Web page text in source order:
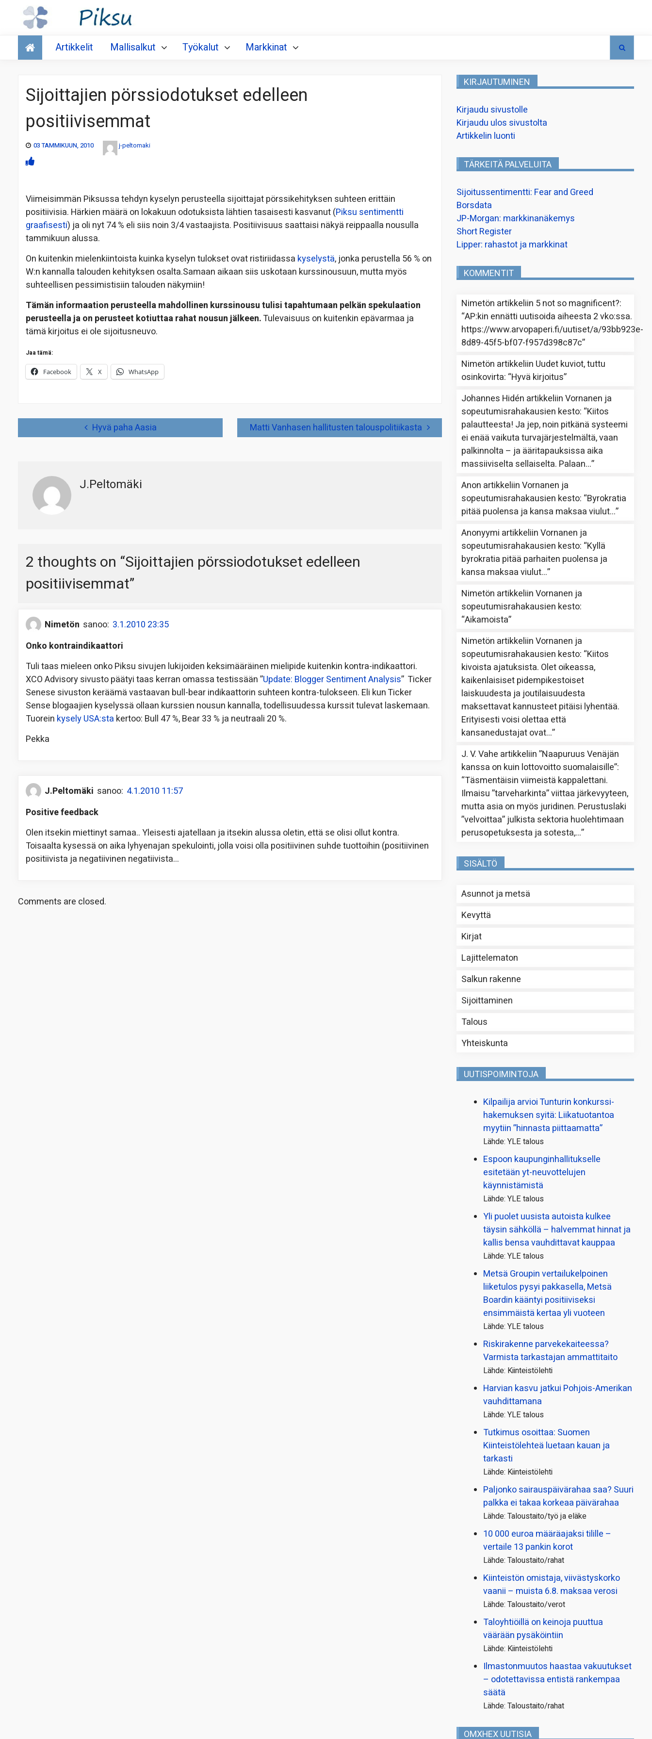
Talous
Artikkelit Mallisalkut Työkalut Markkinat
Sijoittajien pörssiodotukset edelleen
positiivisemmat
03 TAMMIKUUN, 2010 j-peltomaki
Viimeisimmän Piksussa tehdyn kyselyn perusteella sijoittajat pörssikehityksen suhteen erittäin
positiivisia. Härkien määrä on lokakuun odotuksista lähtien tasaisesti kasvanut (Piksu sentimentti
graafisesti) ja oli nyt 74 % eli siis noin 3/4 vastaajista. Positiivisuus saattaisi näkyä reippaalla nousulla
tammikuun alussa.
On kuitenkin mielenkiintoista kuinka kyselyn tulokset ovat ristiriidassa kyselystä, jonka perustella 56 % on
W:n kannalla talouden kehityksen osalta.Samaan aikaan siis uskotaan kurssinousuun, mutta myös
suhteellisen pessimistisiin talouden näkymiin!
Tämän informaation perusteella mahdollinen kurssinousu tulisi tapahtumaan pelkän spekulaation
perusteella ja on perusteet kotiuttaa rahat nousun jälkeen.Tulevaisuus on kuitenkin epävarmaa ja
tämä kirjoitus ei ole sijoitusneuvo.
Jaa tämä:
Facebook X WhatsApp
Hyvä paha Aasia Matti Vanhasen hallitusten talouspolitiikasta
J.Peltomäki
2 thoughts on “Sijoittajien pörssiodotukset edelleen
positiivisemmat”
Nimetön sanoo: 3.1.2010 23:35
Onko kontraindikaattori
Tuli taas mieleen onko Piksu sivujen lukijoiden keksimääräinen mielipide kuitenkin kontra-indikaattori.
XCO Advisory sivusto päätyi taas kerran omassa testissään ”Update: Blogger Sentiment Analysis” Ticker
Senese sivuston keräämä vastaavan bull-bear indikaattorin suhteen kontra-tulokseen. Eli kun Ticker
Sense blogaajien kyselyssä ollaan kurssien nousun kannalla, todellisuudessa kurssit tulevat laskemaan.
Tuorein kysely USA:sta kertoo: Bull 47 %, Bear 33 % ja neutraali 20 %.
Pekka
J.Peltomäki sanoo: 4.1.2010 11:57
Positive feedback
Olen itsekin miettinyt samaa.. Yleisesti ajatellaan ja itsekin alussa oletin, että se olisi ollut kontra.
Toisaalta kysessä on aika lyhyenajan spekulointi, jolla voisi olla positiivinen suhde tuottoihin (positiivinen
positiivista ja negatiivinen negatiivista…
Comments are closed.
KIRJAUTUMINEN
Kirjaudu sivustolle
Kirjaudu ulos sivustolta
Artikkelin luonti
TÄRKEITÄ PALVELUITA
Sijoitussentimentti: Fear and Greed
Borsdata
JP-Morgan: markkinanäkemys
Short Register
Lipper: rahastot ja markkinat
KOMMENTIT
Nimetön artikkeliin 5 not so magnificent?:
“AP:kin ennätti uutisoida aiheesta 2 vko:ssa.
https://www.arvopaperi.fi/uutiset/a/93bb923e-
8d89-45f5-bf07-f957d398c87c”
Nimetön artikkeliin Uudet kuviot, tuttu
osinkovirta: “Hyvä kirjoitus”
Johannes Hidén artikkeliinVornanen ja
sopeutumisrahakausien kesto: “Kiitos
palautteesta! Ja jep, noin pitkänä systeemi
ei enää vaikuta turvajärjestelmältä, vaan
palkinnolta – ja ääritapauksissa aika
massiiviselta sellaiselta. Palaan…”
Anon artikkeliinVornanen ja
sopeutumisrahakausien kesto: “Byrokratia
pitää puolensa ja kansa maksaa viulut…”
Anonyymi artikkeliinVornanen ja
sopeutumisrahakausien kesto: “Kyllä
byrokratia pitää parhaiten puolensa ja
kansa maksaa viulut…”
Nimetön artikkeliinVornanen ja
sopeutumisrahakausien kesto:
“Aikamoista”
Nimetön artikkeliinVornanen ja
sopeutumisrahakausien kesto: “Kiitos
kivoista ajatuksista. Olet oikeassa,
kaikenlaisiset pidempikestoiset
laiskuudesta ja joutilaisuudesta
maksettavat kannusteet pitäisi lyhentää.
Erityisesti voisi olettaa että
kansanedustajat ovat…”
J. V. Vahe artikkeliin”Naapuruus Venäjän
kanssa on kuin lottovoitto suomalaisille”:
“Täsmentäisin viimeistä kappalettani.
Ilmaisu ”tarveharkinta” viittaa järkevyyteen,
mutta asia on myös juridinen. Perustuslaki
”velvoittaa” julkista sektoria huolehtimaan
perusopetuksesta ja sotesta,…”
SISÄLTÖ
Asunnot ja metsä
Kevyttä
Kirjat
Lajittelematon
Salkun rakenne
Sijoittaminen
Talous
Yhteiskunta
UUTISPOIMINTOJA
Kilpailija arvioi Tunturin konkurssi­
hakemuksen syitä: Liikatuotantoa
myytiin ”hinnasta piittaamatta”
Lähde: YLE talous
Espoon kaupungin­hallitukselle
esitetään yt-neuvottelujen
käynnistämistä
Lähde: YLE talous
Yli puolet uusista autoista kulkee
täysin sähköllä – halvemmat hinnat ja
kallis bensa vauhdittavat kauppaa
Lähde: YLE talous
Metsä Groupin vertailu­kelpoinen
liiketulos pysyi pakkasella, Metsä
Boardin kääntyi positiiviseksi
ensimmäistä kertaa yli vuoteen
Lähde: YLE talous
Riskirakenne parvekekaiteessa?
Varmista tarkastajan ammattitaito
Lähde: Kiinteistölehti
Harvian kasvu jatkui Pohjois-Amerikan
vauhdittamana
Lähde: YLE talous
Tutkimus osoittaa: Suomen
Kiinteistölehteä luetaan kauan ja
tarkasti
Lähde: Kiinteistölehti
Paljonko sairauspäivä­rahaa saa? Suuri
palkka ei takaa korkeaa päivärahaa
Lähde: Taloustaito/työ ja eläke
10 000 euroa määräajaksi tilille –
vertaile 13 pankin korot
Lähde: Taloustaito/rahat
Kiinteistön omistaja, viivästyskorko
vaanii – muista 6.8. maksaa verosi
Lähde: Taloustaito/verot
Taloyhtiöillä on keinoja puuttua
väärään pysäköintiin
Lähde: Kiinteistölehti
Ilmastonmuutos haastaa vakuutukset
– odotettavissa entistä rankempaa
säätä
Lähde: Taloustaito/rahat
OMXHEX UUTISIA